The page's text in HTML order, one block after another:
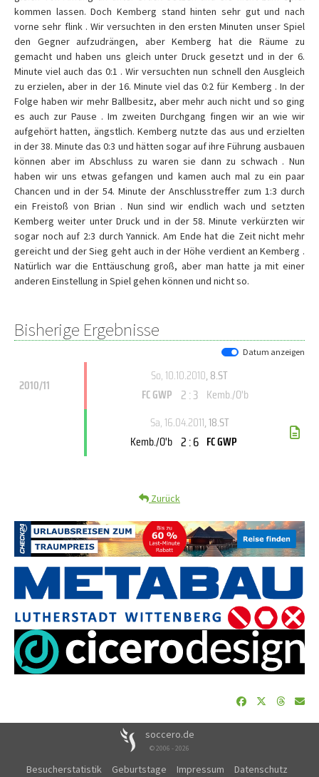
kommen lassen. Doch Kemberg stand hinten sehr gut und nach
vorne sehr flink . Wir versuchten in den ersten Minuten unser Spiel
den Gegner aufzudrängen, aber Kemberg hat die Räume zu
gemacht und haben uns gleich unter Druck gesetzt und in der 6.
Minute viel auch das 0:1 . Wir versuchten nun schnell den Ausgleich
zu erzielen, aber in der 16. Minute viel das 0:2 für Kemberg . In der
Folge haben wir mehr Ballbesitz, aber mehr auch nicht und so ging
es auch zur Pause . Im zweiten Durchgang fingen wir an wie wir
aufgehört hatten, ängstlich. Kemberg nutzte das aus und erzielten
in der 38. Minute das 0:3 und hätten sogar auf ihre Führung ausbauen
können aber im Abschluss zu waren sie dann zu schwach . Nun
haben wir uns etwas gefangen und kamen auch mal zu ein paar
Chancen und in der 54. Minute der Anschlusstreffer zum 1:3 durch
ein Freistoß von Brian . Nun sind wir endlich wach und setzten
Kemberg weiter unter Druck und in der 58. Minute verkürzten wir
sogar noch auf 2:3 durch Yannick. Am Ende hat die Zeit nicht mehr
gereicht und der Sieg geht auch in der Höhe verdient an Kemberg .
Natürlich war die Enttäuschung groß, aber man hatte ja mit einer
anderen Einstellung in Spiel gehen können und nicht so.
Bisherige Ergebnisse
Datum anzeigen
2010/11
So, 10.10.2010, 8.ST
FC GWP 2 : 3 Kemb./O'b
Sa, 16.04.2011, 18.ST
Kemb./O'b 2 : 6 FC GWP
Zurück
soccero.de
© 2006 - 2026
Besucherstatistik Geburtstage Impressum Datenschutz